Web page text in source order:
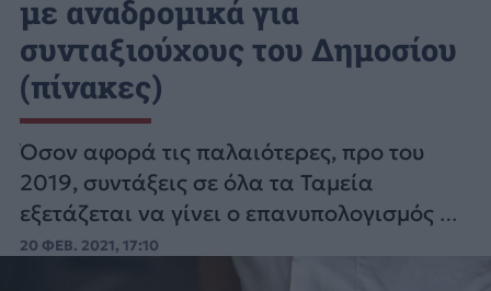
με αναδρομικά για
συνταξιούχους του Δημοσίου
(πίνακες)
Όσον αφορά τις παλαιότερες, προ του
2019, συντάξεις σε όλα τα Ταμεία
εξετάζεται να γίνει ο επανυπολογισμός σε
δύο στάδια, πρώτα για τους
συνταξιούχους από 13/5/2016 και μετά
20 ΦΕΒ. 2021, 17:10